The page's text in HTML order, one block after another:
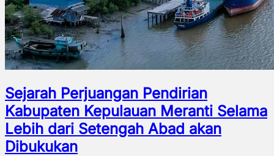
Sejarah Perjuangan Pendirian
Kabupaten Kepulauan Meranti Selama
Lebih dari Setengah Abad akan
Dibukukan